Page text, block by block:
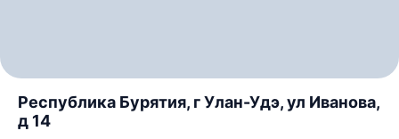
Республика Бурятия, г Улан-Удэ, ул Иванова,
д 14